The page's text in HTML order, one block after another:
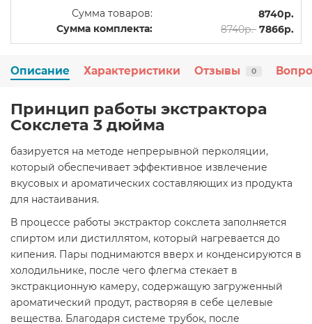
Сумма товаров:
8740р.
Сумма комплекта:
8740р. 7866р.
Описание Характеристики Отзывы 0
Принцип работы экстрактора
Сокслета 3 дюйма
базируется на методе непрерывной перколяции,
который обеспечивает эффективное извлечение
вкусовых и ароматических составляющих из продукта
для настаивания.
В процессе работы экстрактор сокслета заполняется
спиртом или дистиллятом, который нагревается до
кипения. Пары поднимаются вверх и конденсируются в
холодильнике, после чего флегма стекает в
экстракционную камеру, содержащую загруженный
ароматический продут, растворяя в себе целевые
вещества. Благодаря системе трубок, после